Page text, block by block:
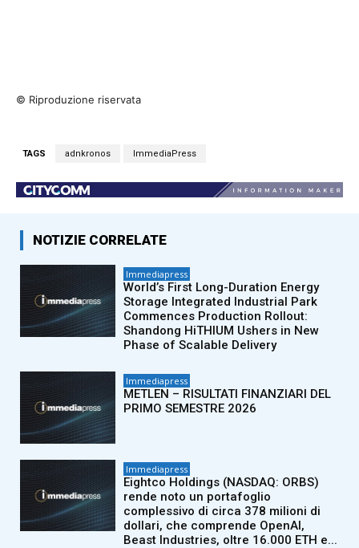
© Riproduzione riservata
TAGS adnkronos ImmediaPress
NOTIZIE CORRELATE
Immediapress
World’s First Long-Duration Energy
Storage Integrated Industrial Park
Commences Production Rollout:
Shandong HiTHIUM Ushers in New
Phase of Scalable Delivery
Immediapress
METLEN – RISULTATI FINANZIARI DEL
PRIMO SEMESTRE 2026
Immediapress
Eightco Holdings (NASDAQ: ORBS)
rende noto un portafoglio
complessivo di circa 378 milioni di
dollari, che comprende OpenAI,
Beast Industries, oltre 16.000 ETH e...